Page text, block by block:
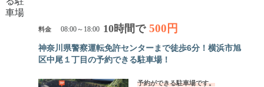
料金 08:00～18:00 10時間で 500円
神奈川県警察運転免許センターまで徒歩6分！横浜市旭
区中尾１丁目の予約できる駐車場！
予約ができる駐車場です。